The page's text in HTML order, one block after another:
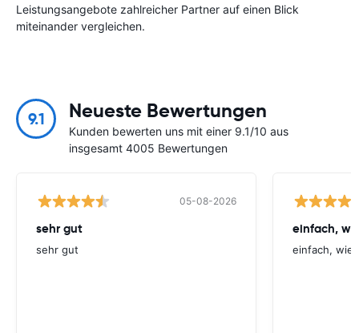
Leistungsangebote zahlreicher Partner auf einen Blick
miteinander vergleichen.
9.1 Neueste Bewertungen
Kunden bewerten uns mit einer 9.1/10 aus
insgesamt 4005 Bewertungen
05-08-2026
sehr gut
sehr gut
einfach,
einfach, wie